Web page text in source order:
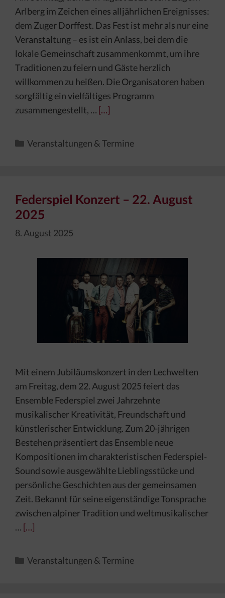
Arlberg im Zeichen eines alljährlichen Ereignisses:
dem Zuger Dorffest. Das Fest ist mehr als nur eine
Veranstaltung – es ist ein Anlass, bei dem die
lokale Gemeinschaft zusammenkommt, um ihre
Traditionen zu feiern und Gäste herzlich
willkommen zu heißen. Die Organisatoren haben
sorgfältig ein vielfältiges Programm
zusammengestellt, … […]
Kategorien
Veranstaltungen & Termine
Federspiel Konzert – 22. August
2025
8. August 2025
Mit einem Jubiläumskonzert in den Lechwelten
am Freitag, dem 22. August 2025 feiert das
Ensemble Federspiel zwei Jahrzehnte
musikalischer Kreativität, Freundschaft und
künstlerischer Entwicklung. Zum 20-jährigen
Bestehen präsentiert das Ensemble neue
Kompositionen im charakteristischen Federspiel-
Sound sowie ausgewählte Lieblingsstücke und
persönliche Geschichten aus der gemeinsamen
Zeit. Bekannt für seine eigenständige Tonsprache
zwischen alpiner Tradition und weltmusikalischer
… […]
Kategorien
Veranstaltungen & Termine